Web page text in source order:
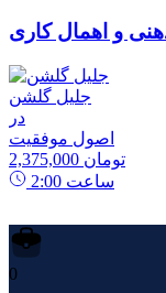
و اهمال کاری
جلیل گلشن
در
اصول موفقیت
2,375,000 تومان
2:00 ساعت
0